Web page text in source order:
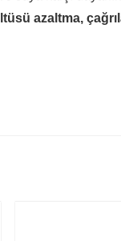
azaltma,